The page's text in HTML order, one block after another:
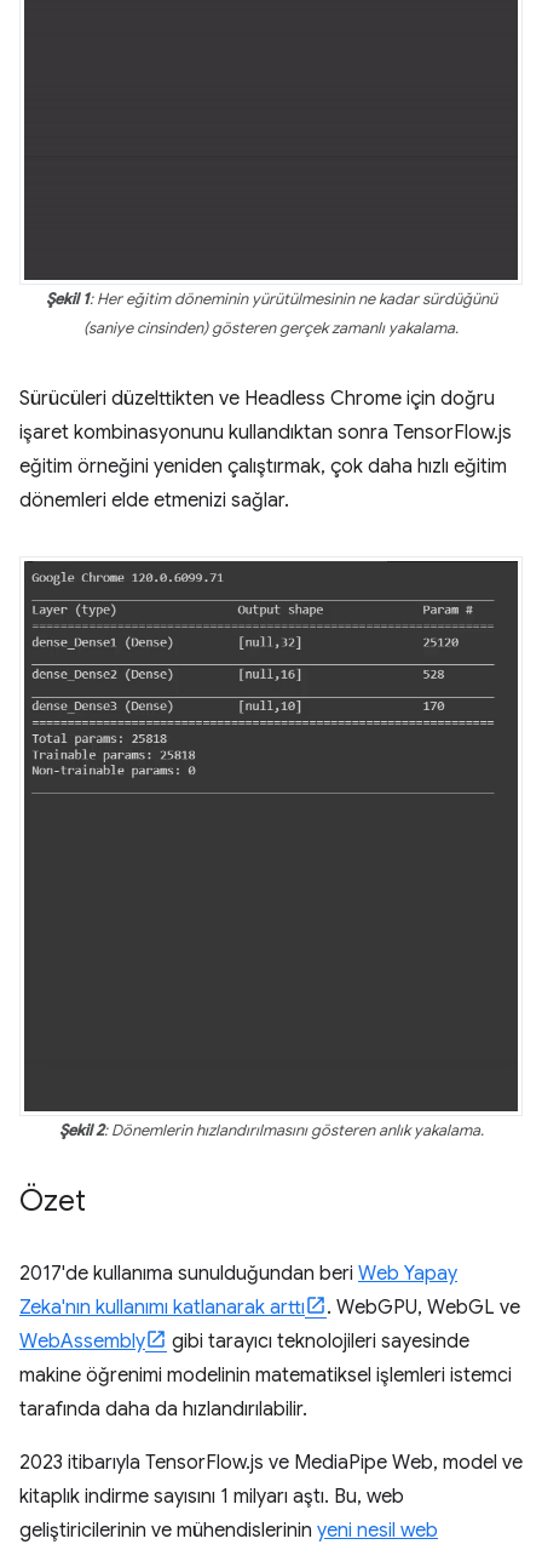
Şekil 1: Her eğitim döneminin yürütülmesinin ne kadar sürdüğünü
(saniye cinsinden) gösteren gerçek zamanlı yakalama.
Sürücüleri düzelttikten ve Headless Chrome için doğru
işaret kombinasyonunu kullandıktan sonra TensorFlow.js
eğitim örneğini yeniden çalıştırmak, çok daha hızlı eğitim
dönemleri elde etmenizi sağlar.
Şekil 2: Dönemlerin hızlandırılmasını gösteren anlık yakalama.
Özet
2017'de kullanıma sunulduğundan beri Web Yapay
Zeka'nın kullanımı katlanarak arttı
. WebGPU, WebGL ve
WebAssembly
gibi tarayıcı teknolojileri sayesinde
makine öğrenimi modelinin matematiksel işlemleri istemci
tarafında daha da hızlandırılabilir.
2023 itibarıyla TensorFlow.js ve MediaPipe Web, model ve
kitaplık indirme sayısını 1 milyarı aştı. Bu, web
geliştiricilerinin ve mühendislerinin yeni nesil web